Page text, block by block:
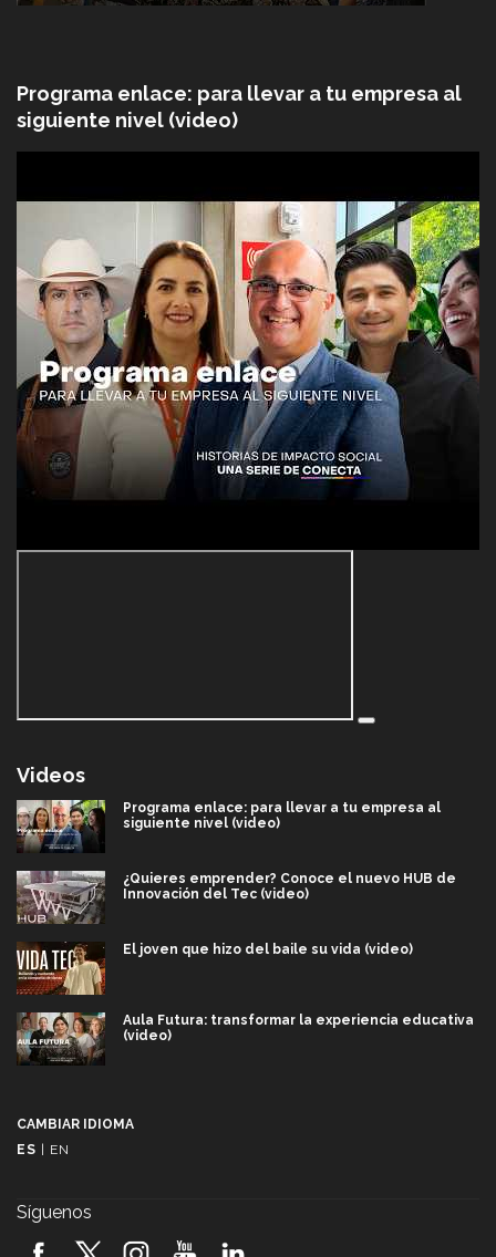
Programa enlace: para llevar a tu empresa al
siguiente nivel (video)
Videos
Programa enlace: para llevar a tu empresa al
siguiente nivel (video)
¿Quieres emprender? Conoce el nuevo HUB de
Innovación del Tec (video)
El joven que hizo del baile su vida (video)
Aula Futura: transformar la experiencia educativa
(video)
2026! (video)
CAMBIAR IDIOMA
ES
EN
Síguenos